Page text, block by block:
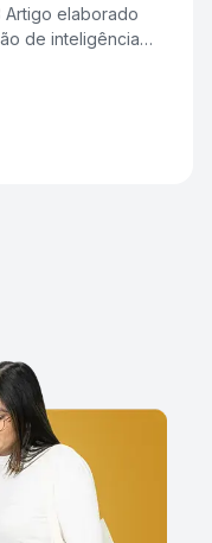
Artigo elaborado
de inteligência